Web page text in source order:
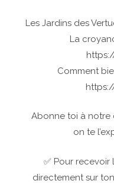
Les Jardins des
La
Comment
Abonne toi à notre
on te
✅ Pour
directement sur